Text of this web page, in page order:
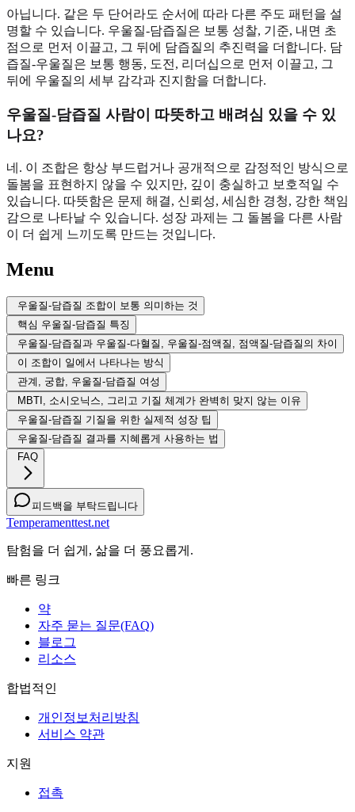
아닙니다. 같은 두 단어라도 순서에 따라 다른 주도 패턴을 설
명할 수 있습니다. 우울질-담즙질은 보통 성찰, 기준, 내면 초
점으로 먼저 이끌고, 그 뒤에 담즙질의 추진력을 더합니다. 담
즙질-우울질은 보통 행동, 도전, 리더십으로 먼저 이끌고, 그
뒤에 우울질의 세부 감각과 진지함을 더합니다.
우울질-담즙질 사람이 따뜻하고 배려심 있을 수 있
나요?
네. 이 조합은 항상 부드럽거나 공개적으로 감정적인 방식으로
돌봄을 표현하지 않을 수 있지만, 깊이 충실하고 보호적일 수
있습니다. 따뜻함은 문제 해결, 신뢰성, 세심한 경청, 강한 책임
감으로 나타날 수 있습니다. 성장 과제는 그 돌봄을 다른 사람
이 더 쉽게 느끼도록 만드는 것입니다.
Menu
우울질-담즙질 조합이 보통 의미하는 것
핵심 우울질-담즙질 특징
우울질-담즙질과 우울질-다혈질, 우울질-점액질, 점액질-담즙질의 차이
이 조합이 일에서 나타나는 방식
관계, 궁합, 우울질-담즙질 여성
MBTI, 소시오닉스, 그리고 기질 체계가 완벽히 맞지 않는 이유
우울질-담즙질 기질을 위한 실제적 성장 팁
우울질-담즙질 결과를 지혜롭게 사용하는 법
FAQ
피드백을 부탁드립니다
Temperamenttest.net
탐험을 더 쉽게, 삶을 더 풍요롭게.
빠른 링크
약
자주 묻는 질문(FAQ)
블로그
리소스
합법적인
개인정보처리방침
서비스 약관
지원
접촉